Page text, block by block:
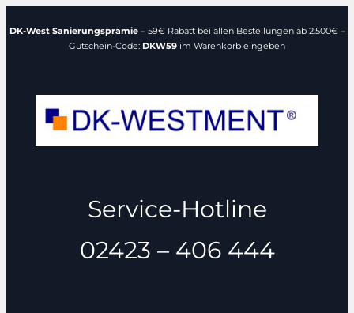
DK-West Sanierungsprämie– 59€ Rabatt bei allen Bestellungen ab 2.500€ –
Gutschein-Code: DKW59 im Warenkorb eingeben
Service-Hotline
02423 – 406 444